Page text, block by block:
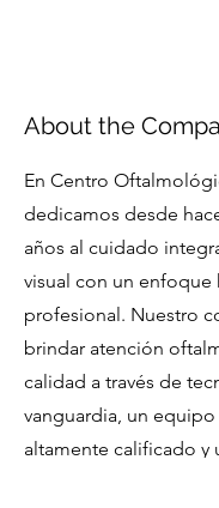
About the
En Centro
dedicamos desde
años al cuidado
visual con un enfoque
profesional. Nuestro
brindar atención
calidad a través de
vanguardia, un
altamente calificado y